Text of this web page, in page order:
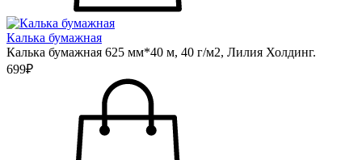
Калька бумажная
Калька бумажная 625 мм*40 м, 40 г/м2, Лилия Холдинг.
699₽